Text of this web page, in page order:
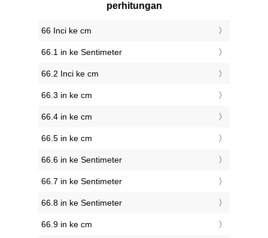
perhitungan
66 Inci ke cm
66.1 in ke Sentimeter
66.2 Inci ke cm
66.3 in ke cm
66.4 in ke cm
66.5 in ke cm
66.6 in ke Sentimeter
66.7 in ke Sentimeter
66.8 in ke Sentimeter
66.9 in ke cm